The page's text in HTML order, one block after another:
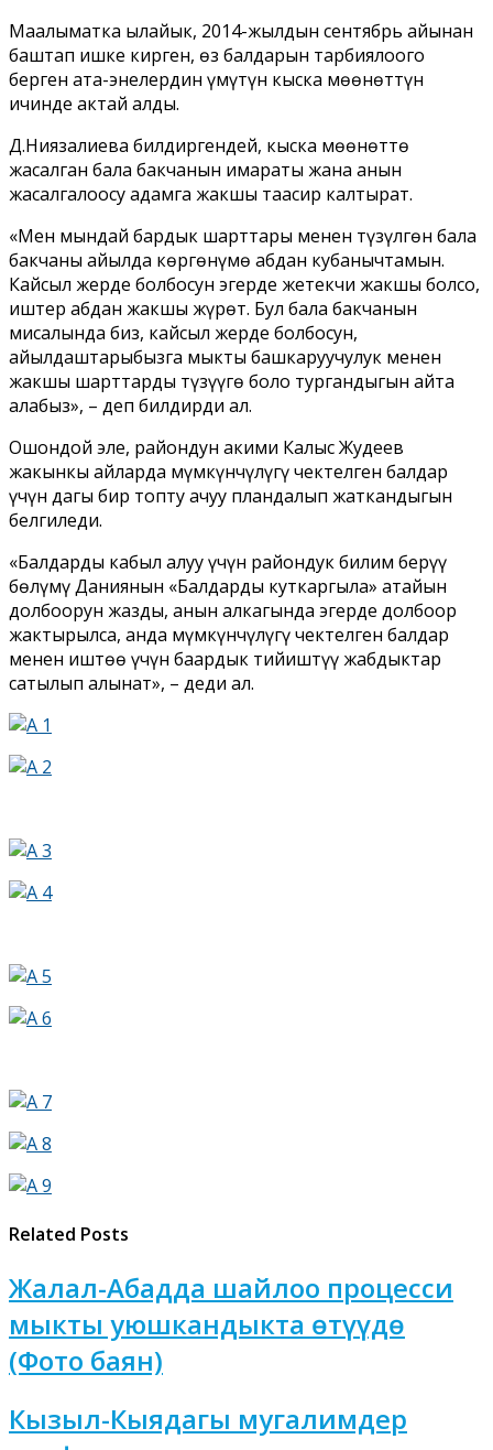
Маалыматка ылайык, 2014-жылдын сентябрь айынан
баштап ишке кирген, өз балдарын тарбиялоого
берген ата-энелердин үмүтүн кыска мөөнөттүн
ичинде актай алды.
Д.Ниязалиева билдиргендей, кыска мөөнөттө
жасалган бала бакчанын имараты жана анын
жасалгалоосу адамга жакшы таасир калтырат.
«Мен мындай бардык шарттары менен түзүлгөн бала
бакчаны айылда көргөнүмө абдан кубанычтамын.
Кайсыл жерде болбосун эгерде жетекчи жакшы болсо,
иштер абдан жакшы жүрөт. Бул бала бакчанын
мисалында биз, кайсыл жерде болбосун,
айылдаштарыбызга мыкты башкаруучулук менен
жакшы шарттарды түзүүгө боло тургандыгын айта
алабыз», – деп билдирди ал.
Ошондой эле, райондун акими Калыс Жудеев
жакынкы айларда мүмкүнчүлүгү чектелген балдар
үчүн дагы бир топту ачуу пландалып жаткандыгын
белгиледи.
«Балдарды кабыл алуу үчүн райондук билим берүү
бөлүмү Даниянын «Балдарды куткаргыла» атайын
долбоорун жазды, анын алкагында эгерде долбоор
жактырылса, анда мүмкүнчүлүгү чектелген балдар
менен иштөө үчүн баардык тийиштүү жабдыктар
сатылып алынат», – деди ал.
Related Posts
Жалал-Абадда шайлоо процесси
мыкты уюшкандыкта өтүүдө
(Фото баян)
Кызыл-Кыядагы мугалимдер